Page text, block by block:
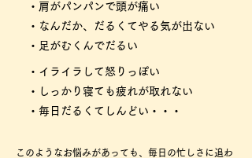
・肩がパンパンで頭が痛い
・なんだか、だるくてやる気が出ない
・足がむくんでだるい
・イライラして怒りっぽい
・しっかり寝ても疲れが取れない
・毎日だるくてしんどい・・・
このようなお悩みがあっても、毎日の忙しさに追わ